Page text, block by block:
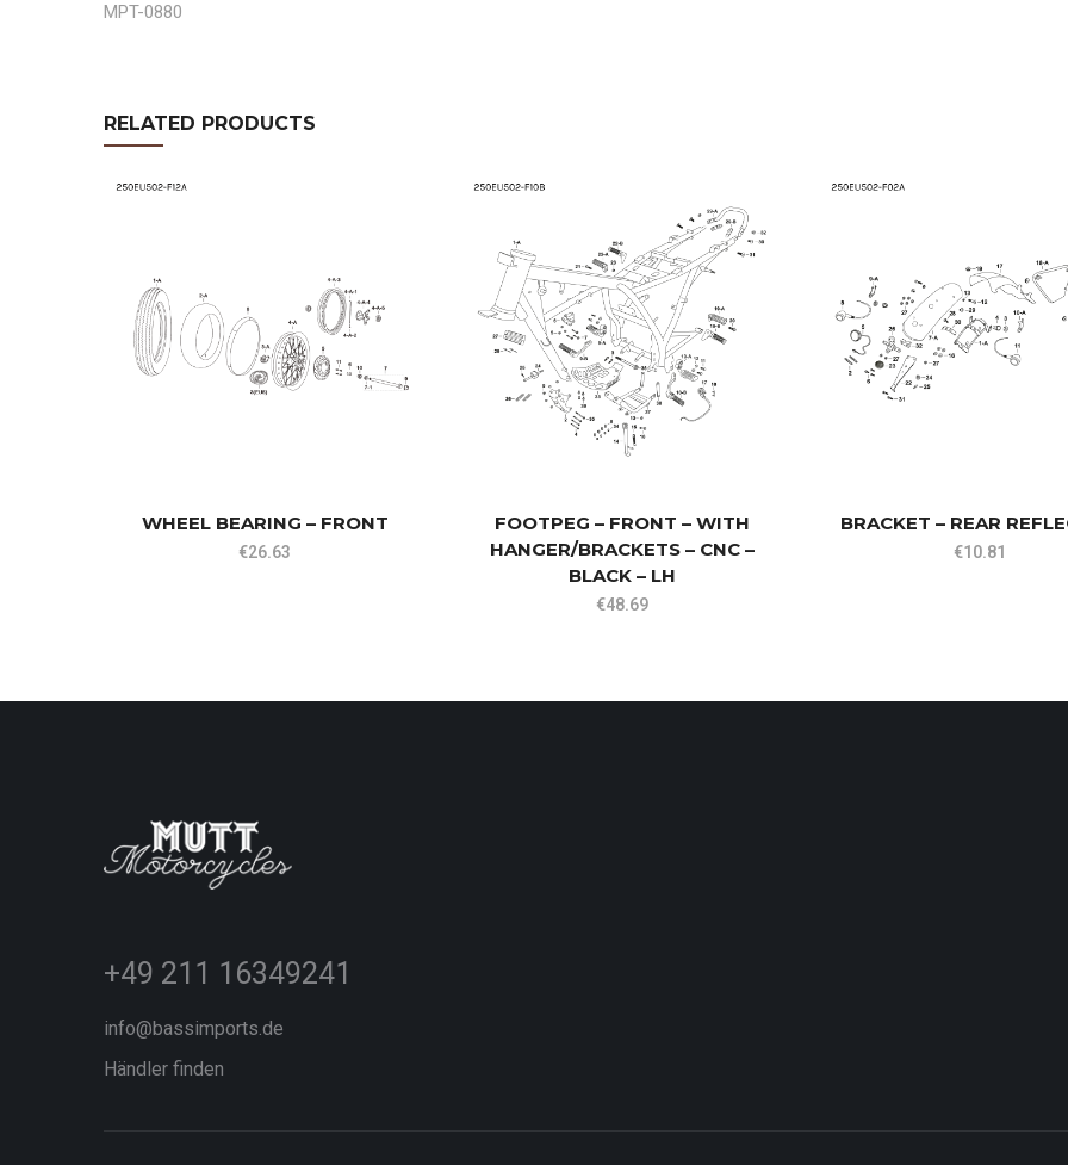
MPT-0880
RELATED PRODUCTS
WHEEL BEARING – FRONT
€26.63
FOOTPEG – FRONT – WITH
HANGER/BRACKETS – CNC –
BLACK – LH
€48.69
BRACKET – REAR
€10.81
+49 211 16349241
info@bassimports.de
Händler finden